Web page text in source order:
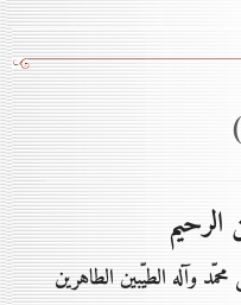
الرحيم
وآله الطيّبين الطاهرين